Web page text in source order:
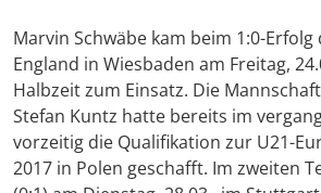
Marvin Schwäbe kam beim 1:0-Erfolg
England in Wiesbaden am Freitag,
Halbzeit zum Einsatz. Die
Stefan Kuntz hatte bereits im
vorzeitig die Qualifikation zur U21-
2017 in Polen geschafft. Im zweiten